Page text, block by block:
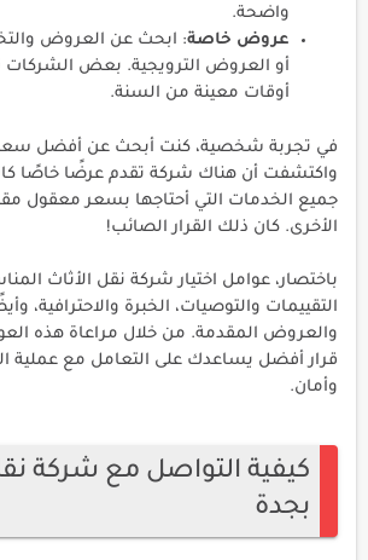
واضحة.
عروض خاصة: ابحث عن العروض
أو العروض الترويجية. بعض
أوقات معينة من السنة.
في تجربة شخصية، كنت أبحث عن أفضل سعر
واكتشفت أن هناك شركة تقدم عرضًا خاصًا
جميع الخدمات التي أحتاجها بسعر معقول
الأخرى. كان ذلك القرار الصائب!
باختصار، عوامل اختيار شركة نقل الأثاث
التقييمات والتوصيات، الخبرة والاحترافية،
والعروض المقدمة. من خلال مراعاة هذه
قرار أفضل يساعدك على التعامل مع عملية
وأمان.
كيفية التواصل مع شركة
بجدة